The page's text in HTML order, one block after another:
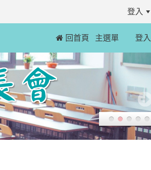
登入
 回首頁 主選單 登入